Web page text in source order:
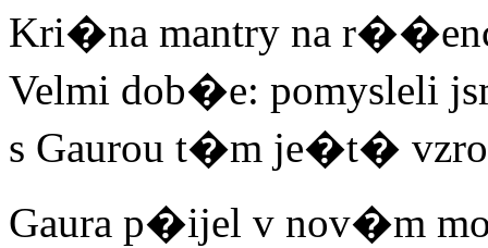
Kri�na mantry na
Velmi dob�e: pomysleli
s Gaurou t�m je�t�
Gaura p�ijel v nov�m